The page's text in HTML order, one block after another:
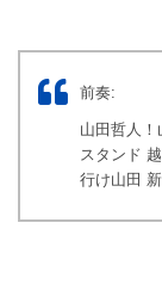
前奏:
山田哲人！
スタンド
行け山田